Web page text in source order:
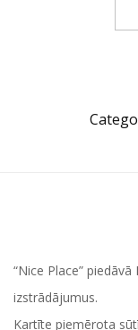
“Nice Place”
izstrādājumus.
Kartīte piemērota